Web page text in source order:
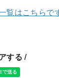
覧はこちらで
する /